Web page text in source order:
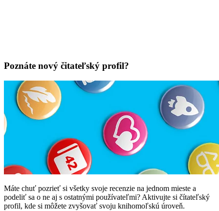
Poznáte nový čitateľský profil?
Máte chuť pozrieť si všetky svoje recenzie na jednom mieste a
podeliť sa o ne aj s ostatnými používateľmi? Aktivujte si čítateľský
profil, kde si môžete zvyšovať svoju knihomoľskú úroveň.